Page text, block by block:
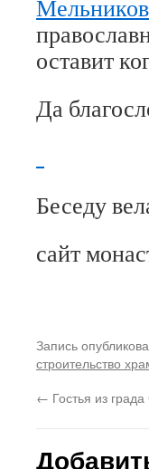
оставит
Да
Беседу
сайт
Запись
строительство
← Гостья из